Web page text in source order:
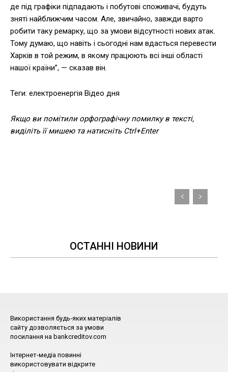
де під графіки підпадають і побутові споживачі, будуть
зняті найближчим часом. Але, звичайно, завжди варто
робити таку ремарку, що за умови відсутності нових атак.
Тому думаю, що навіть і сьогодні нам вдасться перевести
Харків в той режим, в якому працюють всі інші області
нашої країни”, — сказав він.
Теги: електроенергія Відео дня
Якщо ви помітили орфографічну помилку в тексті,
виділіть її мишею та натисніть Ctrl+Enter
ОСТАННІ НОВИНИ
Використання будь-яких матеріалів
сайту дозволяється за умови
посилання на bankcreditov.com
Інтернет-медіа повинні
використовувати відкрите